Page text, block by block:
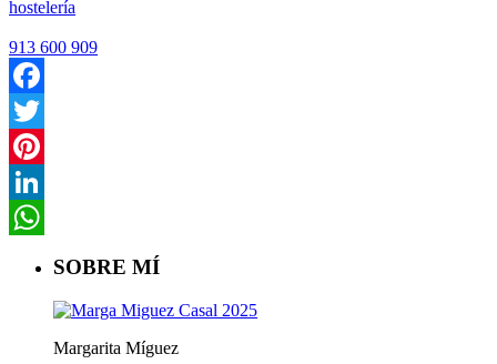
hostelería
913 600 909
Facebook
Twitter
Pinterest
LinkedIn
SOBRE MÍ
Margarita Míguez